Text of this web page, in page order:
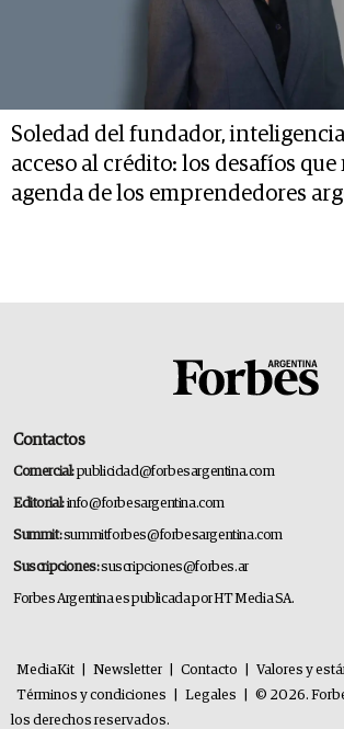
Soledad del fundador,
acceso al crédito: los desafíos
agenda de los emprendedores
Contactos
Comercial:publicidad@forbesargentina.com
Editorial:info@forbesargentina.com
Summit:summitforbes@forbesargentina.com
Suscripciones:suscripciones@forbes.ar
Forbes Argentina es publicada por HT Media SA.
MediaKit Newsletter Contacto Valores y
Términos y condiciones
Legales
© 2026.
los derechos reservados.